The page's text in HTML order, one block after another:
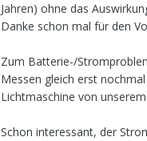
Jahren) ohne das
Danke schon mal für den
Zum Batterie-/
Messen gleich erst
Lichtmaschine von
Schon interessant, der